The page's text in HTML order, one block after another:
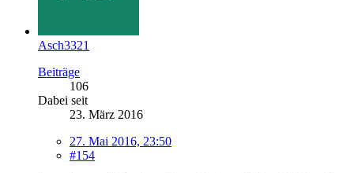
Asch3321
Beiträge
106
Dabei seit
23. März 2016
27. Mai 2016, 23:50
#154